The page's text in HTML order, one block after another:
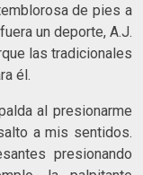
de pies a
un deporte, A.J.
las tradicionales
él.
al presionarme
a mis sentidos.
presionando